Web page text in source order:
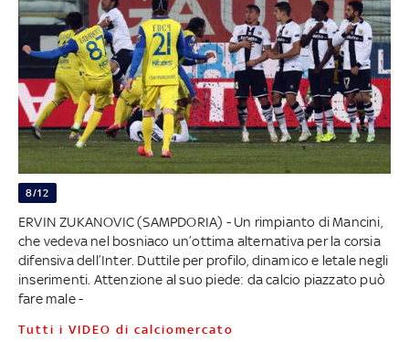
8/12
ERVIN ZUKANOVIC (SAMPDORIA) - Un rimpianto di Mancini,
che vedeva nel bosniaco un’ottima alternativa per la corsia
difensiva dell’Inter. Duttile per profilo, dinamico e letale negli
inserimenti. Attenzione al suo piede: da calcio piazzato può
fare male -
Tutti i VIDEO di calciomercato